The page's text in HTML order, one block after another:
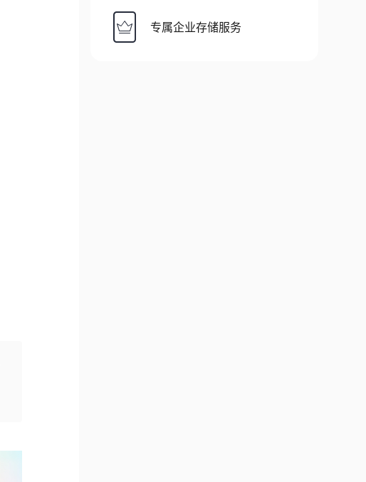
专属企业存储服务